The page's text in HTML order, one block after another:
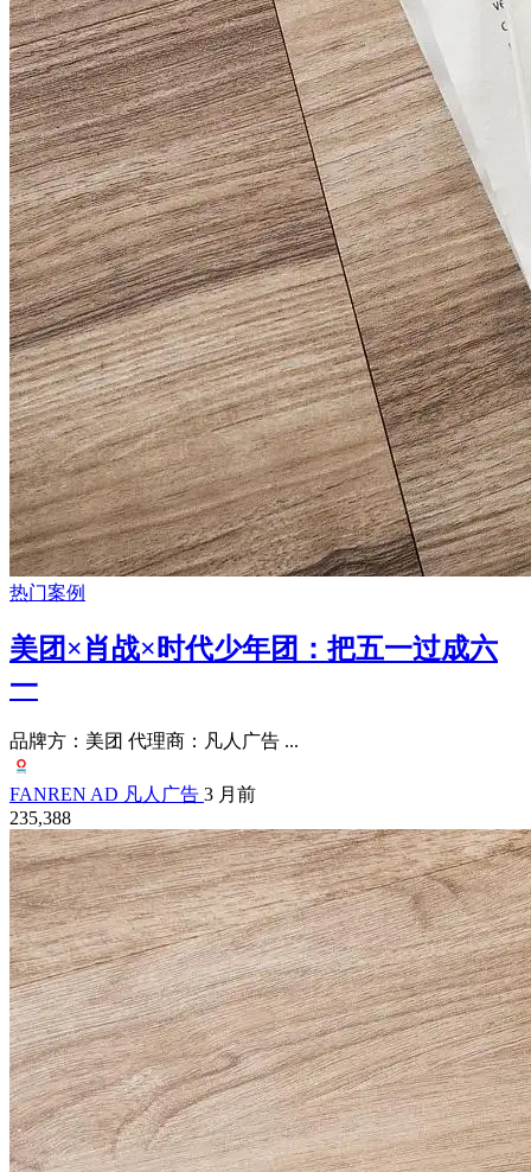
热门案例
美团×肖战×时代少年团：把五一过成六
一
品牌方：美团 代理商：凡人广告 ...
FANREN AD 凡人广告 3 月前
235,388